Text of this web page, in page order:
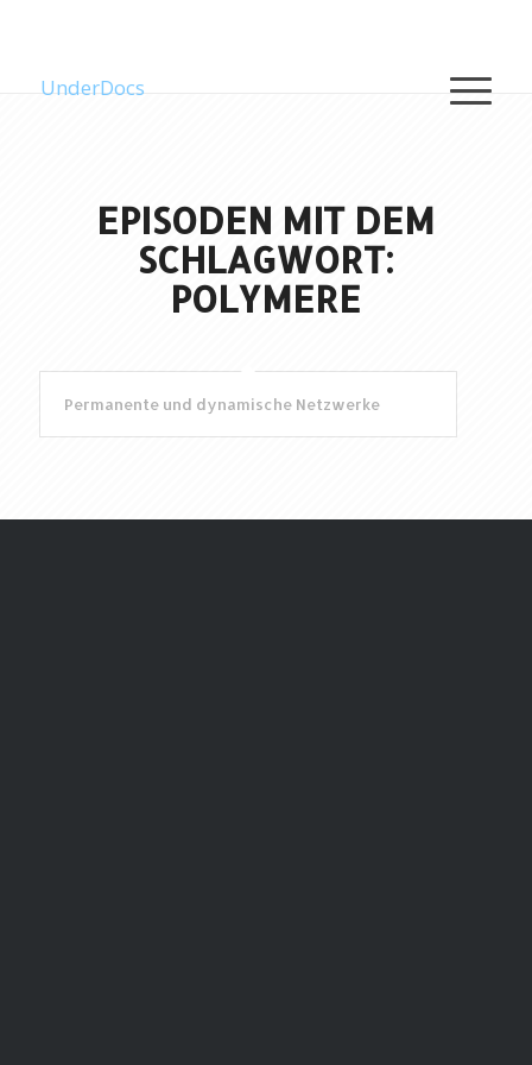
UnderDocs
EPISODEN MIT DEM
SCHLAGWORT:
POLYMERE
Permanente und dynamische Netzwerke